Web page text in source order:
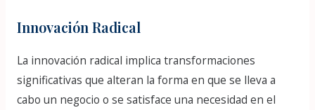
Innovación Radical
La innovación radical implica transformaciones
significativas que alteran la forma en que se lleva a
cabo un negocio o se satisface una necesidad en el